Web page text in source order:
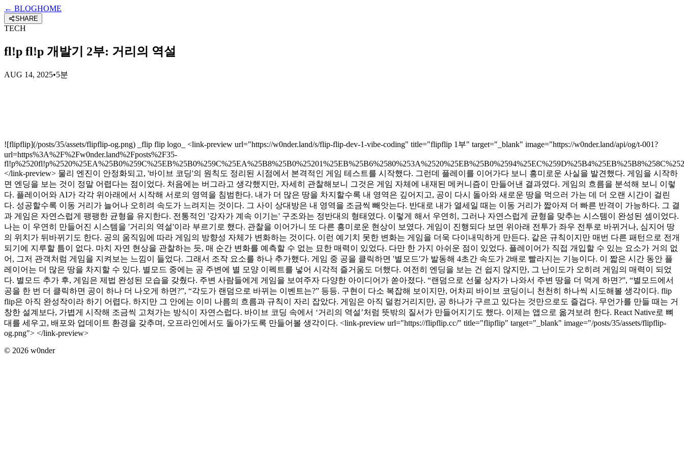
← BLOGHOME
SHARE
TECH
fl!p fl!p 개발기 2부: 거리의 역설
AUG 14, 2025•5분
![flipflip](/posts/35/assets/flipflip-og.png) _flip flip logo_ <link-preview url="https://w0nder.land/s/flip-flip-dev-1-vibe-coding" title="flipflip 1부" target="_blank" image="https://w0nder.land/api/og/t-001?
url=https%3A%2F%2Fw0nder.land%2Fposts%2F35-
</link-preview> 물리 엔진이 안정화되고, '바이브 코딩'의 원칙도 정리된 시점에서 본격적인 게임 테스트를 시작했다. 그런데 플레이를 이어가다 보니 흥미로운 사실을 발견했다. 게임을 시작하
면 엔딩을 보는 것이 정말 어렵다는 점이었다. 처음에는 버그라고 생각했지만, 자세히 관찰해보니 그것은 게임 자체에 내재된 메커니즘이 만들어낸 결과였다. 게임의 흐름을 분석해 보니 이렇
다. 플레이어와 AI가 각각 위아래에서 시작해 서로의 영역을 침범한다. 내가 더 많은 땅을 차지할수록 내 영역은 깊어지고, 공이 다시 돌아와 새로운 땅을 먹으러 가는 데 더 오랜 시간이 걸린
다. 성공할수록 이동 거리가 늘어나 오히려 속도가 느려지는 것이다. 그 사이 상대방은 내 영역을 조금씩 빼앗는다. 반대로 내가 열세일 때는 이동 거리가 짧아져 더 빠른 반격이 가능하다. 그 결
과 게임은 자연스럽게 팽팽한 균형을 유지한다. 전통적인 '강자가 계속 이기는' 구조와는 정반대의 형태였다. 이렇게 해서 우연히, 그러나 자연스럽게 균형을 맞추는 시스템이 완성된 셈이었다.
나는 이 우연히 만들어진 시스템을 '거리의 역설'이라 부르기로 했다. 관찰을 이어가니 또 다른 흥미로운 현상이 보였다. 게임이 진행되다 보면 위아래 전투가 좌우 전투로 바뀌거나, 심지어 땅
의 위치가 뒤바뀌기도 한다. 공의 움직임에 따라 게임의 방향성 자체가 변화하는 것이다. 이런 예기치 못한 변화는 게임을 더욱 다이내믹하게 만든다. 같은 규칙이지만 매번 다른 패턴으로 전개
되기에 지루할 틈이 없다. 마치 자연 현상을 관찰하는 듯, 매 순간 변화를 예측할 수 없는 묘한 매력이 있었다. 다만 한 가지 아쉬운 점이 있었다. 플레이어가 직접 개입할 수 있는 요소가 거의 없
어, 그저 관객처럼 게임을 지켜보는 느낌이 들었다. 그래서 조작 요소를 하나 추가했다. 게임 중 공을 클릭하면 '별모드'가 발동해 4초간 속도가 2배로 빨라지는 기능이다. 이 짧은 시간 동안 플
레이어는 더 많은 땅을 차지할 수 있다. 별모드 중에는 공 주변에 별 모양 이펙트를 넣어 시각적 즐거움도 더했다. 여전히 엔딩을 보는 건 쉽지 않지만, 그 난이도가 오히려 게임의 매력이 되었
다. 별모드 추가 후, 게임은 제법 완성된 모습을 갖췄다. 주변 사람들에게 게임을 보여주자 다양한 아이디어가 쏟아졌다. “랜덤으로 선물 상자가 나와서 주변 땅을 더 먹게 하면?”, “별모드에서
공을 한 번 더 클릭하면 공이 하나 더 나오게 하면?”, “각도가 랜덤으로 바뀌는 이벤트는?” 등등. 구현이 다소 복잡해 보이지만, 어차피 바이브 코딩이니 천천히 하나씩 시도해볼 생각이다. flip
flip은 아직 완성작이라 하기 어렵다. 하지만 그 안에는 이미 나름의 흐름과 규칙이 자리 잡았다. 게임은 아직 덜컹거리지만, 공 하나가 구르고 있다는 것만으로도 즐겁다. 무언가를 만들 때는 거
창한 설계보다, 가볍게 시작해 조금씩 고쳐가는 방식이 자연스럽다. 바이브 코딩 속에서 ‘거리의 역설’처럼 뜻밖의 질서가 만들어지기도 했다. 이제는 앱으로 옮겨보려 한다. React Native로 뼈
대를 세우고, 배포와 업데이트 환경을 갖추며, 오프라인에서도 돌아가도록 만들어볼 생각이다. <link-preview url="https://flipflip.cc/" title="flipflip" target="_blank" image="/posts/35/assets/flipflip-
og.png"> </link-preview>
© 2026 w0nder